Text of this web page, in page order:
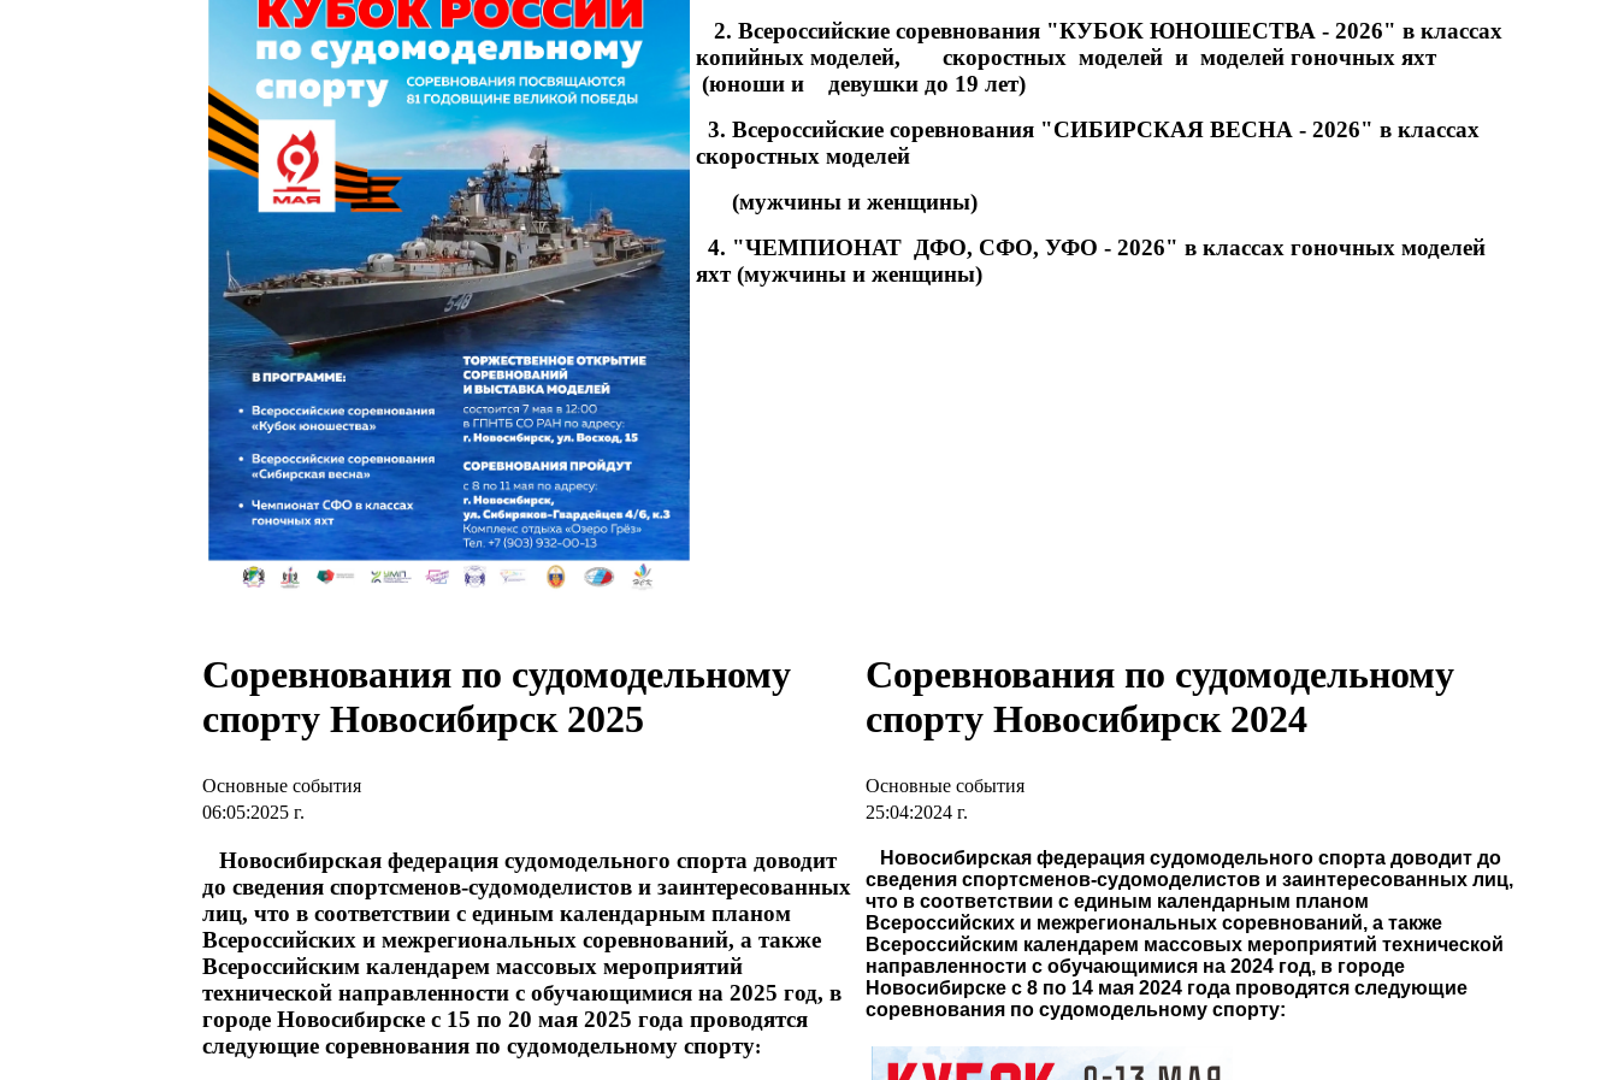
2. Всероссийские соревнования "КУБОК ЮНОШЕСТВА - 2026" в классах
копийных моделей, скоростных моделей и моделей гоночных яхт
(юноши и девушки до 19 лет)
3. Всероссийские соревнования "СИБИРСКАЯ ВЕСНА - 2026" в классах
скоростных моделей
(мужчины и женщины)
4. "ЧЕМПИОНАТ ДФО, СФО, УФО - 2026" в классах гоночных моделей
яхт (мужчины и женщины)
Соревнования по судомодельному
спорту Новосибирск 2025
Основные события
06:05:2025 г.
Новосибирская федерация судомодельного спорта доводит
до сведения спортсменов-судомоделистов и заинтересованных
лиц, что в соответствии с единым календарным планом
Всероссийских и межрегиональных соревнований, а также
Всероссийским календарем массовых мероприятий
технической направленности с обучающимися на 2025 год, в
городе Новосибирске с 15 по 20 мая 2025 года проводятся
следующие соревнования по судомодельному спорту:
Соревнования по судомодельному
спорту Новосибирск 2024
Основные события
25:04:2024 г.
Новосибирская федерация судомодельного спорта доводит до
сведения спортсменов-судомоделистов и заинтересованных лиц,
что в соответствии с единым календарным планом
Всероссийских и межрегиональных соревнований, а также
Всероссийским календарем массовых мероприятий технической
направленности с обучающимися на 2024 год, в городе
Новосибирске с 8 по 14 мая 2024 года проводятся следующие
соревнования по судомодельному спорту: